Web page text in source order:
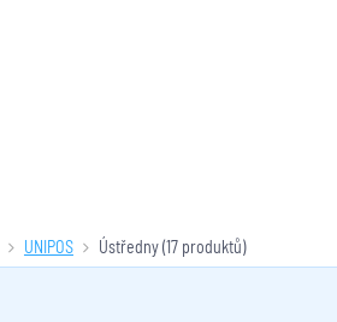
UNIPOS Ústředny(17 produktů)